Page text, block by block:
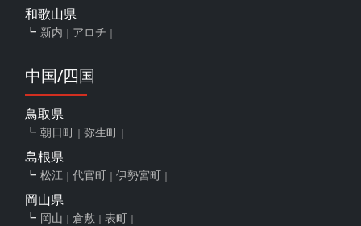
和歌山県
新内 アロチ
中国/四国
鳥取県
朝日町 弥生町
島根県
松江 代官町 伊勢宮町
岡山県
岡山 倉敷 表町